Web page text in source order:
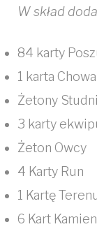
W skład
84 karty
1 karta
Żetony
3 karty
Żeton Owcy
4 Karty Run
1 Kartę
6 Kart